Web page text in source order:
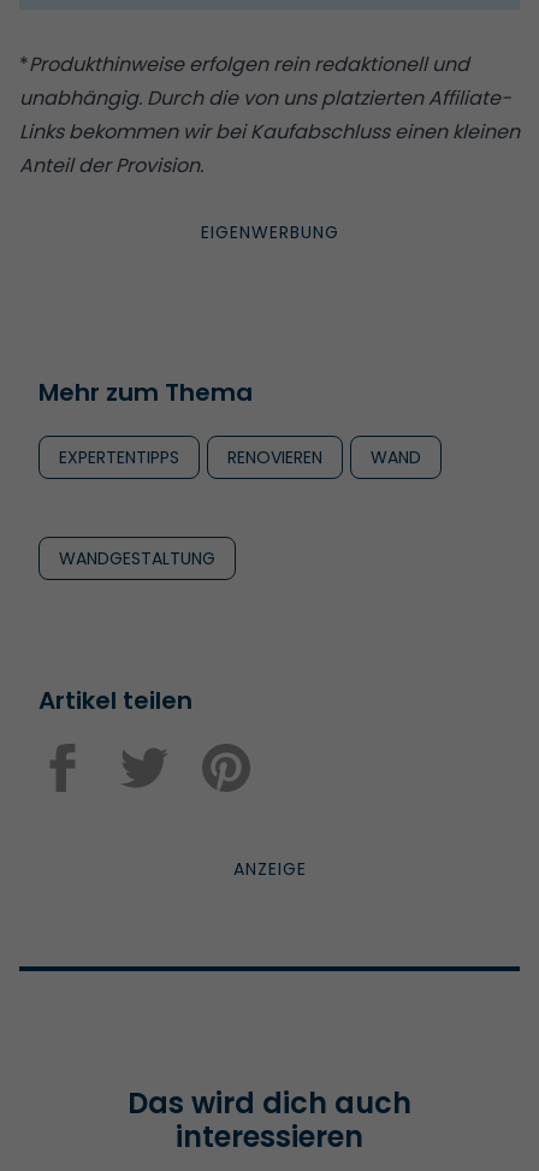
*Produkthinweise erfolgen rein redaktionell und
unabhängig. Durch die von uns platzierten Affiliate-
Links bekommen wir bei Kaufabschluss einen kleinen
Anteil der Provision.
Mehr zum Thema
EXPERTENTIPPS RENOVIEREN WAND
WANDGESTALTUNG
Artikel teilen
Das wird dich auch
interessieren